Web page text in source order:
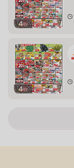
4枚
4枚